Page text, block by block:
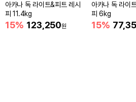
아카나 독 라이트&피트 레시
피 11.4kg
15% 123,250원
아카나 독 라이
피 6kg
15%